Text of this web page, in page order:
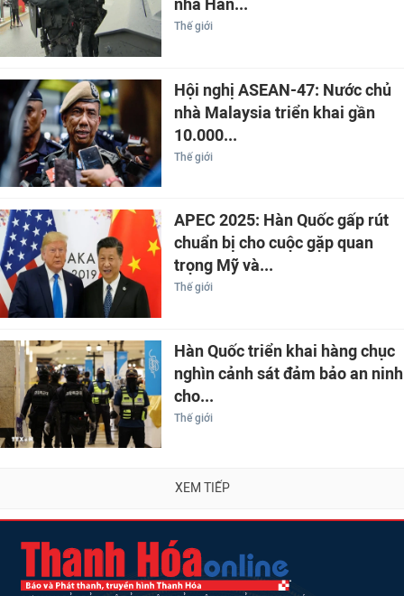
nhà Hàn...
Thế giới
Hội nghị ASEAN-47: Nước chủ
nhà Malaysia triển khai gần
10.000...
Thế giới
APEC 2025: Hàn Quốc gấp rút
chuẩn bị cho cuộc gặp quan
trọng Mỹ và...
Thế giới
Hàn Quốc triển khai hàng chục
nghìn cảnh sát đảm bảo an ninh
cho...
Thế giới
XEM TIẾP